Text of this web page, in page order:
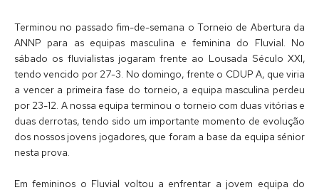
Terminou no passado fim-de-semana o Torneio de Abertura da
ANNP para as equipas masculina e feminina do Fluvial. No
sábado os fluvialistas jogaram frente ao Lousada Século XXI,
tendo vencido por 27-3. No domingo, frente o CDUP A, que viria
a vencer a primeira fase do torneio, a equipa masculina perdeu
por 23-12. A nossa equipa terminou o torneio com duas vitórias e
duas derrotas, tendo sido um importante momento de evolução
dos nossos jovens jogadores, que foram a base da equipa sénior
nesta prova.
Em femininos o Fluvial voltou a enfrentar a jovem equipa do